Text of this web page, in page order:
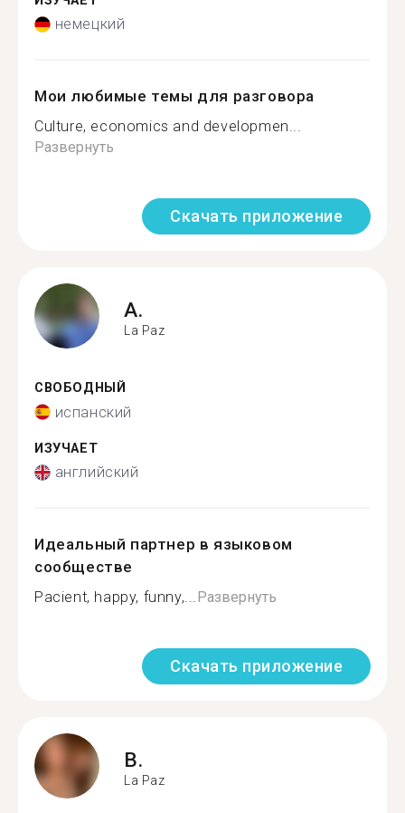
немецкий
Мои любимые темы для разговора
Culture, economics and developmen...
Развернуть
Скачать приложение
A.
La Paz
СВОБОДНЫЙ
испанский
ИЗУЧАЕТ
английский
Идеальный партнер в языковом
сообществе
Pacient, happy, funny,...Развернуть
Скачать приложение
B.
La Paz